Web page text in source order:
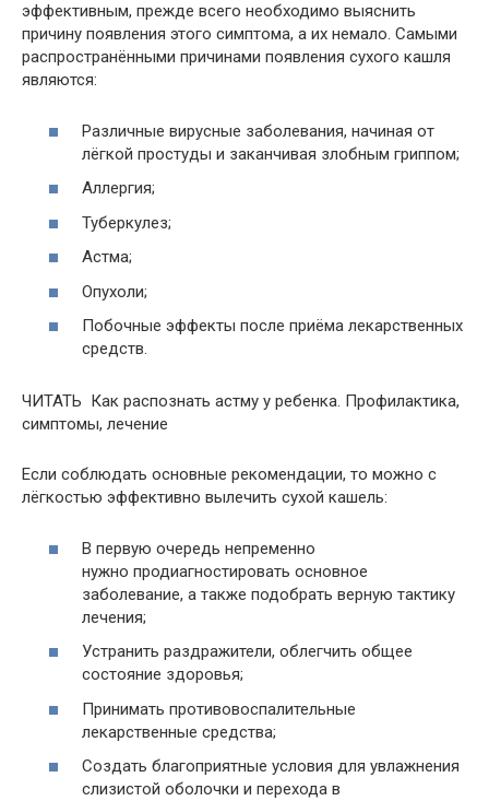
эффективным, прежде всего необходимо выяснить
причину появления этого симптома, а их немало. Самыми
распространёнными причинами появления сухого кашля
являются:
Различные вирусные заболевания, начиная от
лёгкой простуды и заканчивая злобным гриппом;
Аллергия;
Туберкулез;
Астма;
Опухоли;
Побочные эффекты после приёма лекарственных
средств.
ЧИТАТЬ Как распознать астму у ребенка. Профилактика,
симптомы, лечение
Если соблюдать основные рекомендации, то можно с
лёгкостью эффективно вылечить сухой кашель:
В первую очередь непременно
нужно продиагностировать основное
заболевание, а также подобрать верную тактику
лечения;
Устранить раздражители, облегчить общее
состояние здоровья;
Принимать противовоспалительные
лекарственные средства;
Создать благоприятные условия для увлажнения
слизистой оболочки и перехода в